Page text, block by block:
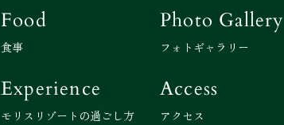
Food
食事
Photo Gallery
フォトギャラリー
Experience
モリスリゾートの過ごし方
Access
アクセス